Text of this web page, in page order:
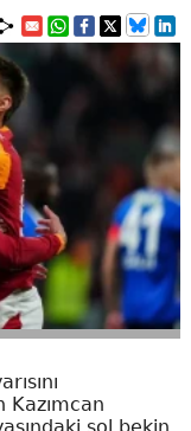
Kazımcan